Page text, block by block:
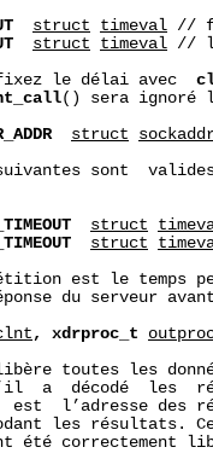
struct timeval //
struct timeval //
le délai avec
() sera ignoré
struct
sont
struct
struct
est le temps
du serveur
, xdrproc_t
toutes les
a  décodé  les
est  l’adresse des
les résultats.
été correctement